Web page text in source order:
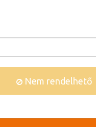
Nem rendelhető